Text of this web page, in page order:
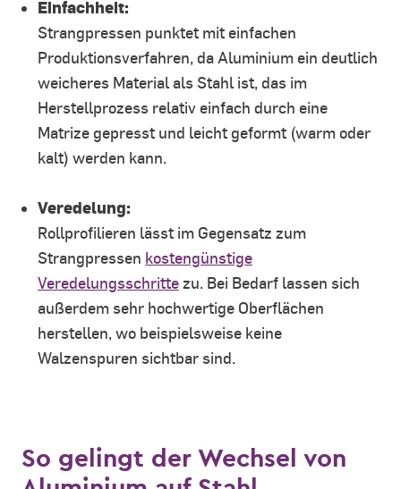
Einfachheit:
Strangpressen punktet mit einfachen
Produktionsverfahren, da Aluminium ein deutlich
weicheres Material als Stahl ist, das im
Herstellprozess relativ einfach durch eine
Matrize gepresst und leicht geformt (warm oder
kalt) werden kann.
Veredelung:
Rollprofilieren lässt im Gegensatz zum
Strangpressen kostengünstige
Veredelungsschrittezu. Bei Bedarf lassen sich
außerdem sehr hochwertige Oberflächen
herstellen, wo beispielsweise keine
Walzenspuren sichtbar sind.
So gelingt der Wechsel von